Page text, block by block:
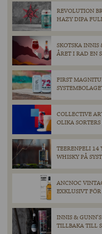
REVOLUTION
HAZY DIPA
SKOTSKA INNIS
ÅRET I RAD EN
FIRST
COLLECTIVE
OLIKA
TEERENPELI 14
WHISKY PÅ
ANCNOC
EXKLUSIVT
INNIS &
TILLBAKA TILL